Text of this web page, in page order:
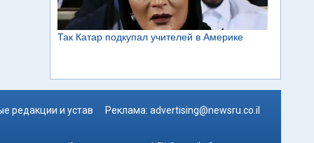
редакции и устав Реклама: advertising@newsru.co.il